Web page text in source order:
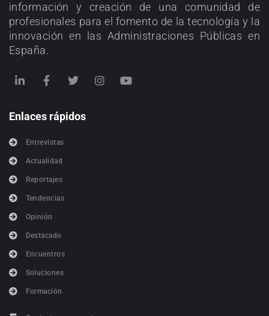
información y creación de una comunidad de
profesionales para el fomento de la tecnología y la
innovación en las Administraciones Públicas en
España.
Enlaces rápidos
Entrevistas
Actualidad
Reportajes
Tendencias
Opinión
Destacado
Encuentros
Soluciones
Formación